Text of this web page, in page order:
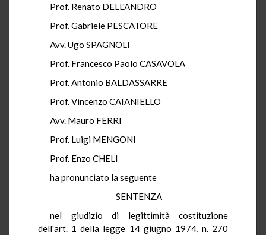
Prof. Renato DELL'ANDRO
Prof. Gabriele PESCATORE
Avv. Ugo SPAGNOLI
Prof. Francesco Paolo CASAVOLA
Prof. Antonio BALDASSARRE
Prof. Vincenzo CAIANIELLO
Avv. Mauro FERRI
Prof. Luigi MENGONI
Prof. Enzo CHELI
ha pronunciato la seguente
SENTENZA
nel giudizio di legittimità costituzione
dell'art. 1 della legge 14 giugno 1974, n. 270